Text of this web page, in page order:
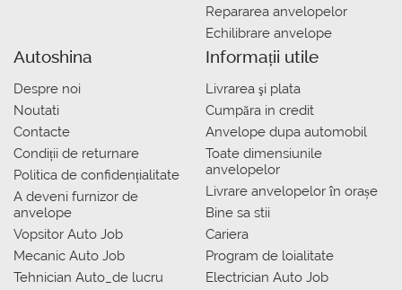
Repararea anvelopelor
Echilibrare anvelope
Autoshina
Despre noi
Noutati
Contacte
Condiții de returnare
Politica de confidențialitate
A deveni furnizor de
anvelope
Vopsitor Auto Job
Mecanic Auto Job
Tehnician Auto_de lucru
Informații utile
Livrarea şi plata
Сumpăra in credit
Anvelope dupa automobil
Toate dimensiunile
anvelopelor
Livrare anvelopelor în orașe
Bine sa stii
Cariera
Program de loialitate
Electrician Auto Job